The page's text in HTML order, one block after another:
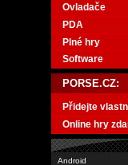
Ovladače
PDA
Plné hry
Software
PORSE.CZ:
Přidejte
Online hry